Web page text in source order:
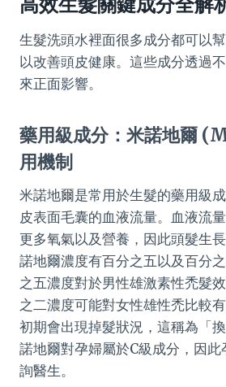
生髮洗頭水裡面很多成分都可以
以改善頭皮健康。這些成分透過
來正面影響。
藥用級成分：米諾地爾
用機制
米諾地爾是常用於生髮的藥用級
皮表面毛囊的血液流量。血液流
更多氧氣以及營養，因此頭髮生
諾地爾濃度有百分之五以及百分
之五濃度對於男性雄激素性禿髮
之二濃度可能對女性雄性禿比較
初期會出現掉髮狀況，這稱為「
諾地爾對孕婦屬於C級成分，因
詢醫生。